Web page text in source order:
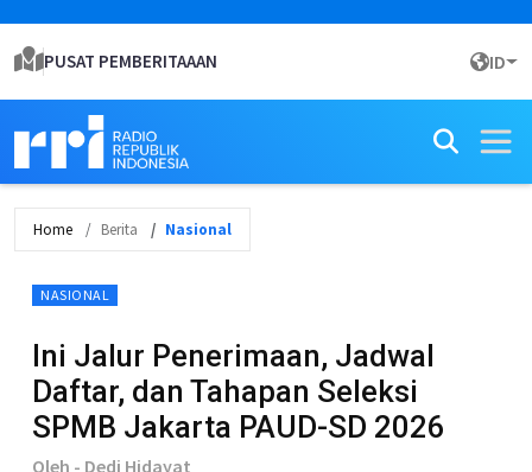
PUSAT PEMBERITAAAN ID
Home Berita Nasional
NASIONAL
Ini Jalur Penerimaan, Jadwal
Daftar, dan Tahapan Seleksi
SPMB Jakarta PAUD-SD 2026
Oleh - Dedi Hidayat